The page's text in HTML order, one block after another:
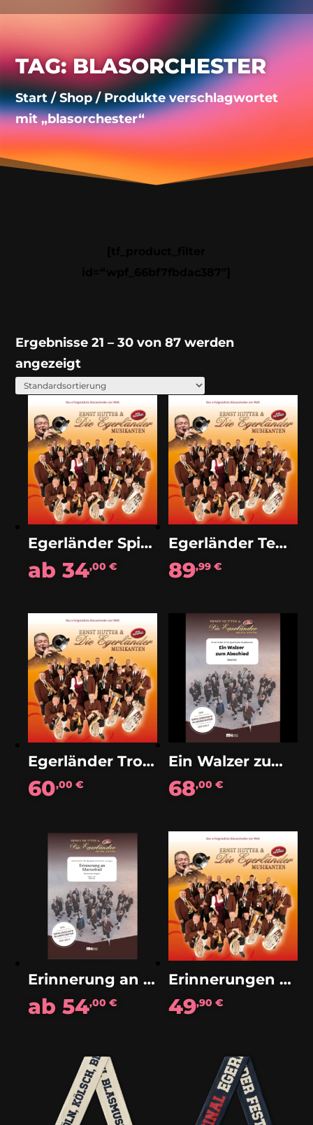
TAG: BLASORCHESTER
Start/Shop/ Produkte verschlagwortet
mit „blasorchester“
Ergebnisse 21 – 30 von 87 werden
angezeigt
Egerländer Spielereien (Polka)
ab34,00€
Egerländer Tenorhorn-Rag (Solo)
89,99 €
Egerländer Trompetentraum (Solo)
60,00€
Ein Walzer zum Abschied (Walzer)
68,00 €
Erinnerung an Marienbad (Walzer)
ab54,00€
Erinnerungen an Zuhaus (Walzer)
49,90 €